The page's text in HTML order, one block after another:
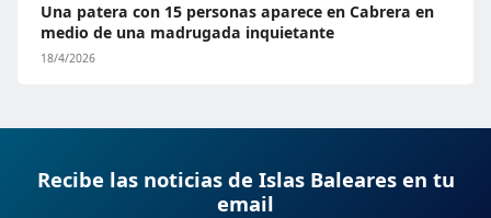
Una patera con 15 personas aparece en Cabrera en
medio de una madrugada inquietante
18/4/2026
Recibe las noticias de Islas Baleares en tu
email